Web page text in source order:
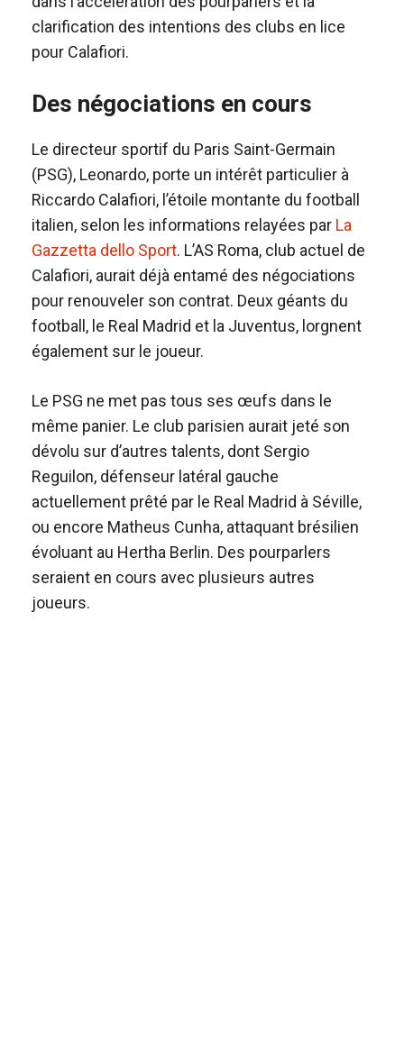
clarification des intentions des clubs en lice
pour Calafiori.
Des négociations en cours
Le directeur sportif du Paris Saint-Germain
(PSG), Leonardo, porte un intérêt particulier à
Riccardo Calafiori, l’étoile montante du football
italien, selon les informations relayées par La
Gazzetta dello Sport. L’AS Roma, club actuel de
Calafiori, aurait déjà entamé des négociations
pour renouveler son contrat. Deux géants du
football, le Real Madrid et la Juventus, lorgnent
également sur le joueur.
Le PSG ne met pas tous ses œufs dans le
même panier. Le club parisien aurait jeté son
dévolu sur d’autres talents, dont Sergio
Reguilon, défenseur latéral gauche
actuellement prêté par le Real Madrid à Séville,
ou encore Matheus Cunha, attaquant brésilien
évoluant au Hertha Berlin. Des pourparlers
seraient en cours avec plusieurs autres
joueurs.